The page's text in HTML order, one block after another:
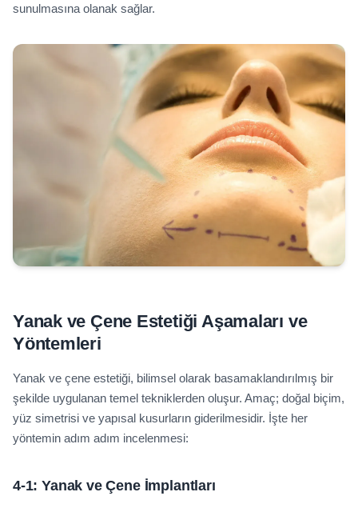
sunulmasına olanak sağlar.
Yanak ve Çene Estetiği Aşamaları ve
Yöntemleri
Yanak ve çene estetiği, bilimsel olarak basamaklandırılmış bir
şekilde uygulanan temel tekniklerden oluşur. Amaç; doğal biçim,
yüz simetrisi ve yapısal kusurların giderilmesidir. İşte her
yöntemin adım adım incelenmesi:
4-1: Yanak ve Çene İmplantları